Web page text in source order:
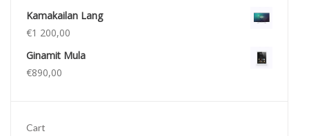
Kamakailan Lang
€1 200,00
Ginamit Mula
€890,00
Cart